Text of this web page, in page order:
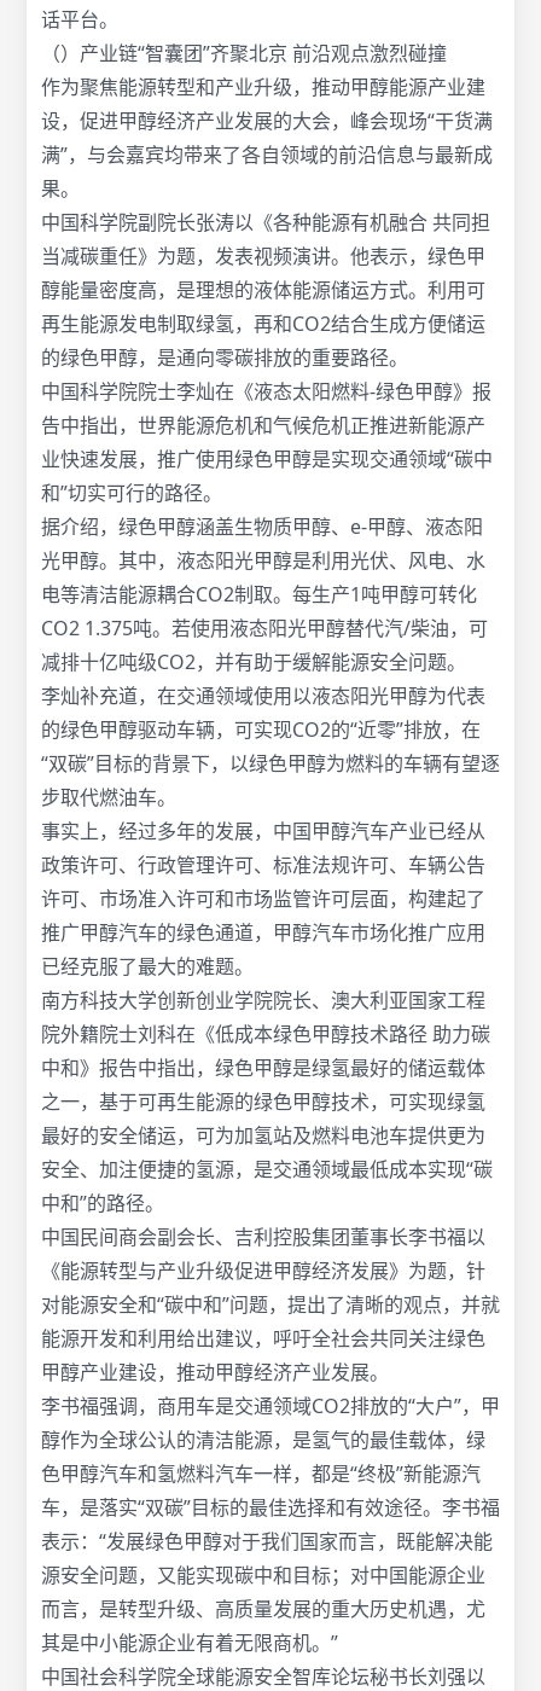
话平台。
（）产业链“智囊团”齐聚北京 前沿观点激烈碰撞
作为聚焦能源转型和产业升级，推动甲醇能源产业建
设，促进甲醇经济产业发展的大会，峰会现场“干货满
满”，与会嘉宾均带来了各自领域的前沿信息与最新成
果。
中国科学院副院长张涛以《各种能源有机融合 共同担
当减碳重任》为题，发表视频演讲。他表示，绿色甲
醇能量密度高，是理想的液体能源储运方式。利用可
再生能源发电制取绿氢，再和CO2结合生成方便储运
的绿色甲醇，是通向零碳排放的重要路径。
中国科学院院士李灿在《液态太阳燃料-绿色甲醇》报
告中指出，世界能源危机和气候危机正推进新能源产
业快速发展，推广使用绿色甲醇是实现交通领域“碳中
和”切实可行的路径。
据介绍，绿色甲醇涵盖生物质甲醇、e-甲醇、液态阳
光甲醇。其中，液态阳光甲醇是利用光伏、风电、水
电等清洁能源耦合CO2制取。每生产1吨甲醇可转化
CO2 1.375吨。若使用液态阳光甲醇替代汽/柴油，可
减排十亿吨级CO2，并有助于缓解能源安全问题。
李灿补充道，在交通领域使用以液态阳光甲醇为代表
的绿色甲醇驱动车辆，可实现CO2的“近零”排放，在
“双碳”目标的背景下，以绿色甲醇为燃料的车辆有望逐
步取代燃油车。
事实上，经过多年的发展，中国甲醇汽车产业已经从
政策许可、行政管理许可、标准法规许可、车辆公告
许可、市场准入许可和市场监管许可层面，构建起了
推广甲醇汽车的绿色通道，甲醇汽车市场化推广应用
已经克服了最大的难题。
南方科技大学创新创业学院院长、澳大利亚国家工程
院外籍院士刘科在《低成本绿色甲醇技术路径 助力碳
中和》报告中指出，绿色甲醇是绿氢最好的储运载体
之一，基于可再生能源的绿色甲醇技术，可实现绿氢
最好的安全储运，可为加氢站及燃料电池车提供更为
安全、加注便捷的氢源，是交通领域最低成本实现“碳
中和”的路径。
中国民间商会副会长、吉利控股集团董事长李书福以
《能源转型与产业升级促进甲醇经济发展》为题，针
对能源安全和“碳中和”问题，提出了清晰的观点，并就
能源开发和利用给出建议，呼吁全社会共同关注绿色
甲醇产业建设，推动甲醇经济产业发展。
李书福强调，商用车是交通领域CO2排放的“大户”，甲
醇作为全球公认的清洁能源，是氢气的最佳载体，绿
色甲醇汽车和氢燃料汽车一样，都是“终极”新能源汽
车，是落实“双碳”目标的最佳选择和有效途径。李书福
表示：“发展绿色甲醇对于我们国家而言，既能解决能
源安全问题，又能实现碳中和目标；对中国能源企业
而言，是转型升级、高质量发展的重大历史机遇，尤
其是中小能源企业有着无限商机。”
中国社会科学院全球能源安全智库论坛秘书长刘强以